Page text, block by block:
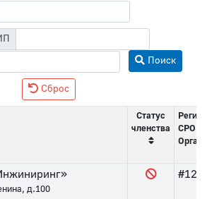
Поиск
Сброс
Статус
членства
СРО
Орган
д.100
#127